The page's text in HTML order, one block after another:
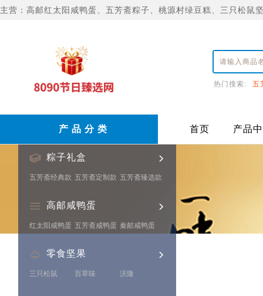
主营：高邮红太阳咸鸭蛋、五芳斋粽子、桃源村绿豆糕、三只松鼠
热门搜索: 五
产 品 分 类 首页 产品
粽子礼盒
五芳斋经典款 五芳斋定制款 五芳斋臻选款
高邮咸鸭蛋
红太阳咸鸭蛋 五芳斋咸鸭蛋 秦邮咸鸭蛋
零食坚果
三只松鼠 百草味 沃隆